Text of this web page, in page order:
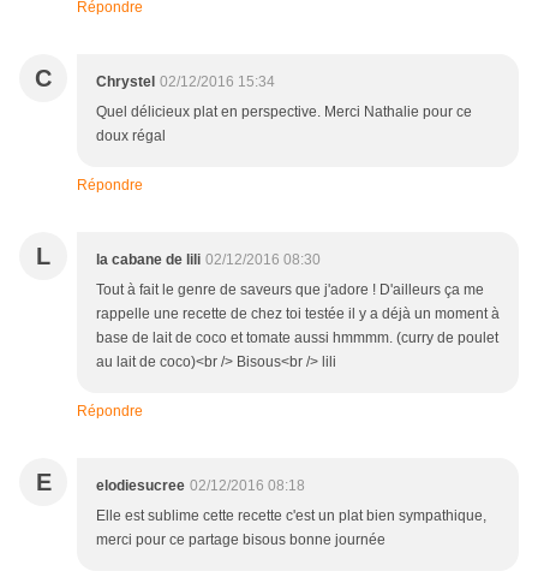
Répondre
C Chrystel 02/12/2016 15:34
Quel délicieux plat en perspective. Merci Nathalie pour ce
doux régal
Répondre
L la cabane de lili 02/12/2016 08:30
Tout à fait le genre de saveurs que j'adore ! D'ailleurs ça me
rappelle une recette de chez toi testée il y a déjà un moment à
base de lait de coco et tomate aussi hmmmm. (curry de poulet
au lait de coco)<br /> Bisous<br /> lili
Répondre
E elodiesucree 02/12/2016 08:18
Elle est sublime cette recette c'est un plat bien sympathique,
merci pour ce partage bisous bonne journée